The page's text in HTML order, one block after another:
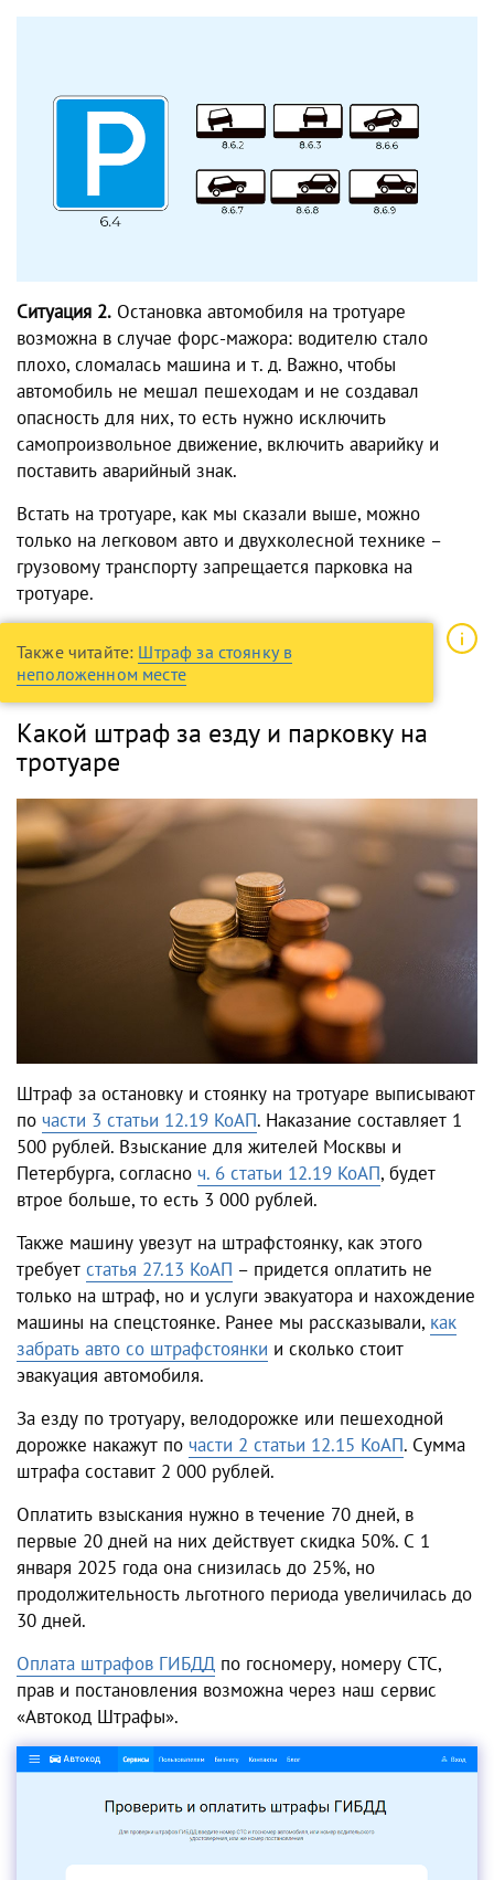
Ситуация 2. Остановка автомобиля на тротуаре
возможна в случае форс-мажора: водителю стало
плохо, сломалась машина и т. д. Важно, чтобы
автомобиль не мешал пешеходам и не создавал
опасность для них, то есть нужно исключить
самопроизвольное движение, включить аварийку и
поставить аварийный знак.
Встать на тротуаре, как мы сказали выше, можно
только на легковом авто и двухколесной технике –
грузовому транспорту запрещается парковка на
тротуаре.
Также читайте: Штраф за стоянку в
неположенном месте
Какой штраф за езду и парковку на
тротуаре
Штраф за остановку и стоянку на тротуаре выписывают
по части 3 статьи 12.19 КоАП. Наказание составляет 1
500 рублей. Взыскание для жителей Москвы и
Петербурга, согласно ч. 6 статьи 12.19 КоАП, будет
втрое больше, то есть 3 000 рублей.
Также машину увезут на штрафстоянку, как этого
требует статья 27.13 КоАП – придется оплатить не
только на штраф, но и услуги эвакуатора и нахождение
машины на спецстоянке. Ранее мы рассказывали, как
забрать авто со штрафстоянки и сколько стоит
эвакуация автомобиля.
За езду по тротуару, велодорожке или пешеходной
дорожке накажут по части 2 статьи 12.15 КоАП. Сумма
штрафа составит 2 000 рублей.
Оплатить взыскания нужно в течение 70 дней, в
первые 20 дней на них действует скидка 50%. С 1
января 2025 года она снизилась до 25%, но
продолжительность льготного периода увеличилась до
30 дней.
Оплата штрафов ГИБДД по госномеру, номеру СТС,
прав и постановления возможна через наш сервис
«Автокод Штрафы».